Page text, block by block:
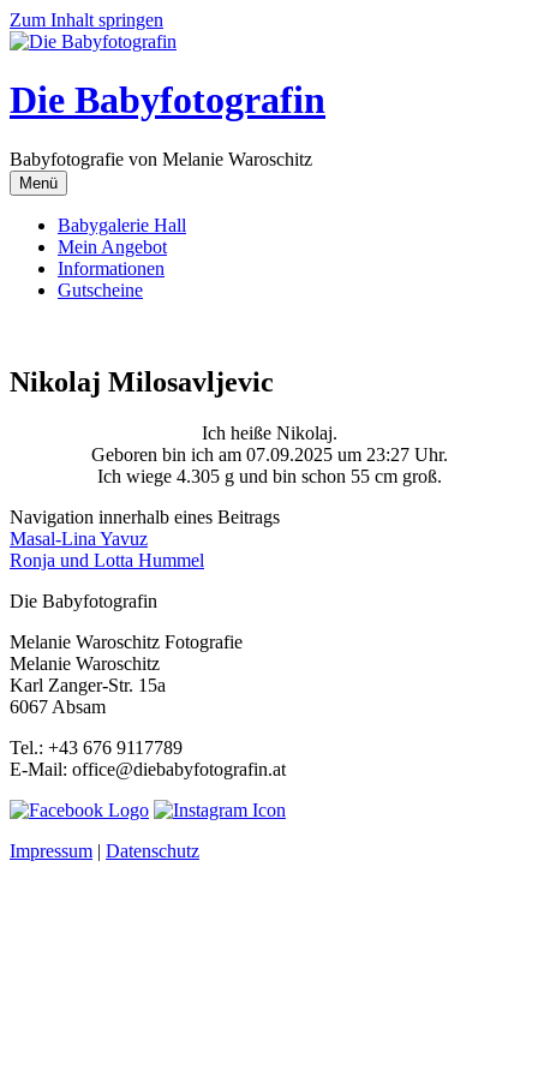
Zum Inhalt springen
Die Babyfotografin
Babyfotografie von Melanie Waroschitz
Menü
Babygalerie Hall
Mein Angebot
Informationen
Gutscheine
Nikolaj Milosavljevic
Ich heiße Nikolaj.
Geboren bin ich am 07.09.2025 um 23:27 Uhr.
Ich wiege 4.305 g und bin schon 55 cm groß.
Navigation innerhalb eines Beitrags
Masal-Lina Yavuz
Ronja und Lotta Hummel
Die Babyfotografin
Melanie Waroschitz Fotografie
Melanie Waroschitz
Karl Zanger-Str. 15a
6067 Absam
Tel.: +43 676 9117789
E-Mail: office@diebabyfotografin.at
Impressum | Datenschutz